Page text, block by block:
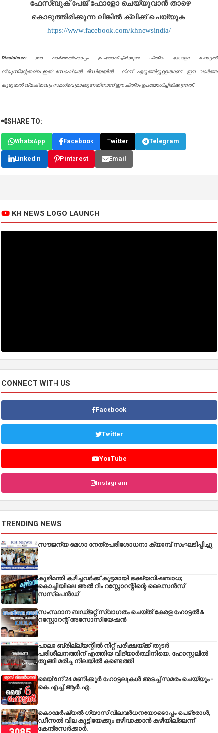
ഫേസ്ബുക് പേജ് ഫോളോ ചെയ്യുവാൻ താഴെ
കൊടുത്തിരിക്കുന്ന ലിങ്കിൽ ക്ലിക്ക് ചെയ്യുക
https://www.facebook.com/khnewsindia/
Disclaimer: ഈ വാർത്തയ്ക്കൊപ്പം ഉപയോഗിച്ചിരിക്കുന്ന ചിത്രം കേരളാ ഹോട്ടൽ
ന്യൂസിന്റേതല്ല.ഇത് സോഷ്യൽ മീഡിയയിൽ നിന്ന് എടുത്തിട്ടുള്ളതാണ്. ഈ വാർത്ത
കൂടുതൽ വ്യക്തവും സമഗ്രവുമാക്കുന്നതിനാണ് ഈ ചിത്രം ഉപയോഗിച്ചിരിക്കുന്നത്.
SHARE TO:
WhatsApp Facebook Twitter Telegram
LinkedIn Pinterest Email
KH NEWS LOGO LAUNCH
CONNECT WITH US
Facebook
Twitter
YouTube
Instagram
TRENDING NEWS
സൗജന്യ മെഗാ നേത്രപരിശോധനാ ക്യാമ്പ് സംഘടിപ്പിച്ചു
കുഴിമന്തി കഴിച്ചവർക്ക് കൂട്ടമായി ഭക്ഷ്യവിഷബാധ;
കൊച്ചിയിലെ അൽ റീം റസ്റ്റോറന്റിന്റെ ലൈസൻസ്
സസ്പെൻഡ്
സംസ്ഥാന ബഡ്‌ജറ്റ് സ്വാഗതം ചെയ്ത് കേരള ഹോട്ടൽ &
റസ്റ്റോറന്റ് അസോസിയേഷൻ
പാലാ ബ്രില്ല്യന്റിൽ നീറ്റ് പരീക്ഷയ്ക്ക് തുടർ
പരിശീലനത്തിന് എത്തിയ വിദ്യാർത്ഥിനിയെ, ഹോസ്റ്റലിൽ
തൂങ്ങി മരിച്ച നിലയിൽ കണ്ടെത്തി
മെയ് 6ന് 24 മണിക്കൂർ ഹോട്ടലുകൾ അടച്ച് സമരം ചെയ്യും -
കെ.എച്ച്.ആർ.എ.
കൊമേർഷ്യൽ ഗ്യാസ് വിലവർധനയോടൊപ്പം പെട്രോൾ,
ഡീസല്‍ വില കൂട്ടിയേക്കും ഒഴിവാക്കാന്‍ കഴിയില്ലെന്ന്
കേന്ദ്രസര്‍ക്കാര്‍.